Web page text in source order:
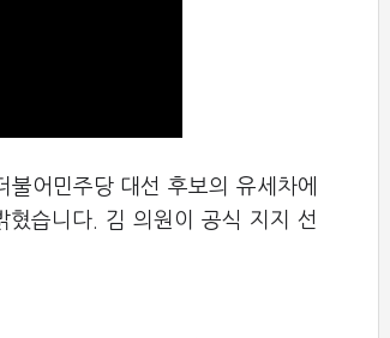
어민주당 대선 후보의 유세차에
습니다. 김 의원이 공식 지지 선